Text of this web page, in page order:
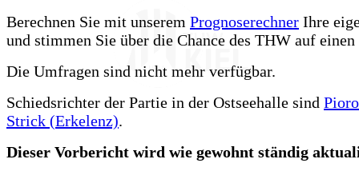
Berechnen Sie mit unserem Prognoserechner Ihre
und stimmen Sie über die Chance des THW auf
Die Umfragen sind nicht mehr verfügbar.
Schiedsrichter der Partie in der Ostseehalle sind
Strick (Erkelenz).
Dieser Vorbericht wird wie gewohnt ständig